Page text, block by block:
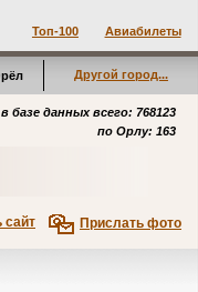
Топ-100 Авиабилеты
Другой город...
базе данных всего: 768123
по Орлу: 163
Прислать фото
сайт